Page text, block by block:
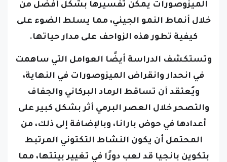
خلال أنماط النمو الجيني، مما يسلط الضوء على
كيفية تطور هذه الزواحف على مدار حياتها.
وتستكشف الدراسة أيضًا العوامل التي ساهمت
في انحدار وانقراض الميزوصورات في النهاية،
ويُعتقد أن تساقط الرماد البركاني والجفاف
والتصحر خلال العصر البرمي أثر بشكل كبير على
أعدادها في حوض بارانا، وبالإضافة إلى ذلك، من
المحتمل أن يكون النشاط التكتوني المرتبط
بتكوين بانجيا قد لعب دورًا في تغيير بيئتها، مما
يجعل البقاء على قيد الحياة أكثر تحديًا لهذه